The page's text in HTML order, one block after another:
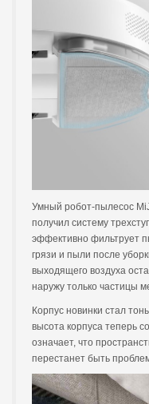
Умный робот-пылесос
получил систему
эффективно фильтрует
грязи и пыли после
выходящего воздуха
наружу только частицы
Корпус новинки стал
высота корпуса теперь
означает, что
перестанет быть